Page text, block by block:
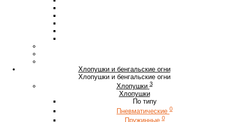
Хлопушки и бенгальские огни
Хлопушки и бенгальские огни
Хлопушки 3
Хлопушки
По типу
Пневматические 0
Пружинные 0